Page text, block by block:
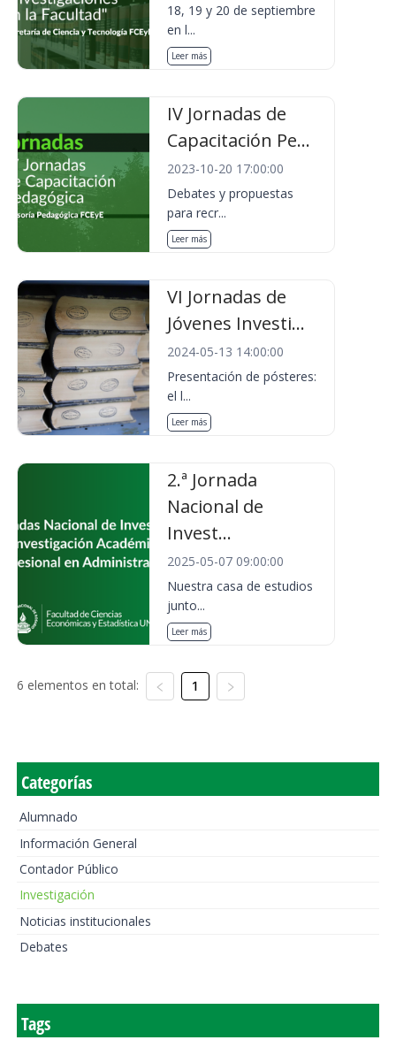
18, 19 y 20 de septiembre
en l...
Leer más
IV Jornadas de
Capacitación Pe...
2023-10-20 17:00:00
Debates y propuestas
para recr...
Leer más
VI Jornadas de
Jóvenes Investi...
2024-05-13 14:00:00
Presentación de pósteres:
el l...
Leer más
2.ª Jornada
Nacional de
Invest...
2025-05-07 09:00:00
Nuestra casa de estudios
junto...
Leer más
6 elementos en total: 1
Categorías
Alumnado
Información General
Contador Público
Investigación
Noticias institucionales
Debates
Tags